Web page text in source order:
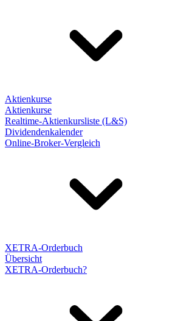
Aktienkurse
Aktienkurse
Realtime-Aktienkursliste (L&S)
Dividendenkalender
Online-Broker-Vergleich
XETRA-Orderbuch
Übersicht
XETRA-Orderbuch?